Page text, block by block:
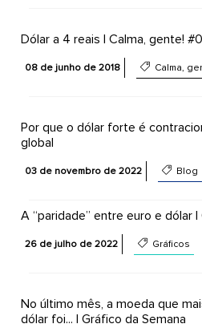
Dólar a 4 reais | Calma, gente!
08 de junho de 2018 Calma,
Por que o dólar forte é
global
03 de novembro de 2022 Blog
A “paridade” entre euro e dólar
26 de julho de 2022 Gráficos
No último mês, a moeda que
dólar foi... | Gráfico da Semana